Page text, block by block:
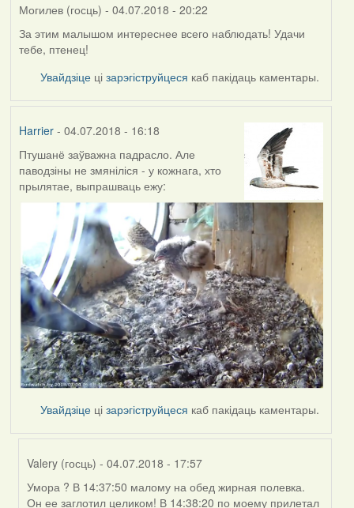
Могилев (госць) - 04.07.2018 - 20:22
За этим малышом интереснее всего наблюдать! Удачи
тебе, птенец!
Увайдзіце цізарэгіструйцеся каб пакідаць каментары.
Harrier- 04.07.2018 - 16:18
Птушанё заўважна падрасло. Але
паводзіны не змяніліся - у кожнага, хто
прылятае, выпрашваць ежу:
Увайдзіце цізарэгіструйцеся каб пакідаць каментары.
Valery (госць) - 04.07.2018 - 17:57
In
Умора ? В 14:37:50 малому на обед жирная полевка.
Он ее заглотил целиком! В 14:38:20 по моему прилетал